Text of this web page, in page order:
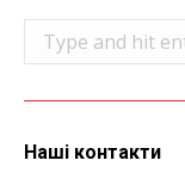
Search:
Наші контакти